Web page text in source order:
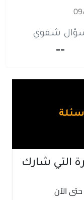
شفوي
--
التي شارك
الآن